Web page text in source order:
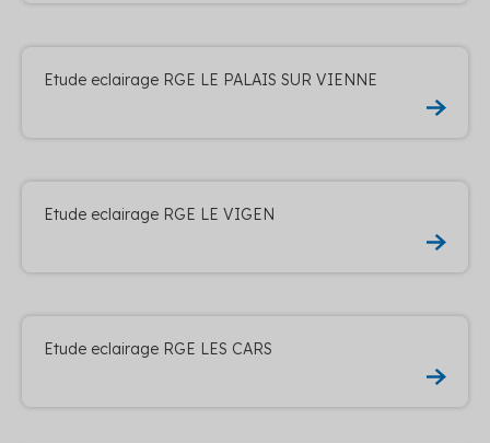
Etude eclairage RGE LE PALAIS SUR VIENNE
Etude eclairage RGE LE VIGEN
Etude eclairage RGE LES CARS